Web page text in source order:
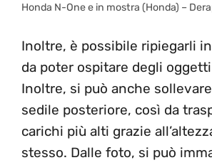
Honda N-One e in mostra (Honda) –
Inoltre, è possibile ripiegarli
da poter ospitare degli
Inoltre, si può anche
sedile posteriore, così da
carichi più alti grazie
stesso. Dalle foto, si può